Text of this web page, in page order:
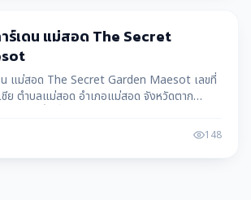
าร์เดน แม่สอด The Secret
น แม่สอด The Secret Garden Maesot เลขที่
ย ตำบลแม่สอด อำเภอแม่สอด จังหวัดตาก
148